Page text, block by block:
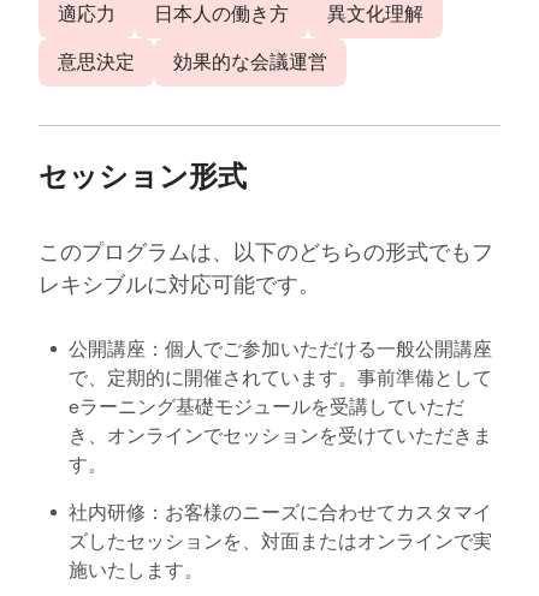
適応力
日本人の働き方
異文化理解
意思決定
効果的な会議運営
セッション形式
このプログラムは、以下のどちらの形式でもフ
レキシブルに対応可能です。
公開講座：個人でご参加いただける一般公開講座
で、定期的に開催されています。事前準備として
eラーニング基礎モジュールを受講していただ
き、オンラインでセッションを受けていただきま
す。
社内研修：お客様のニーズに合わせてカスタマイ
ズしたセッションを、対面またはオンラインで実
施いたします。